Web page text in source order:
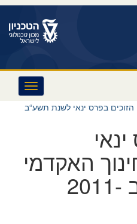
הזוכים בפרס ינאי לשנת תשע“ב
האקדמי
לשנת תשע“ב 2011-